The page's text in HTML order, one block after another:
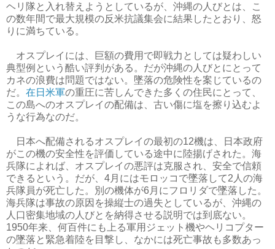
ヘリ隊と入れ替えようとしているが、沖縄の人びとは、こ
の数年間で最大規模の反米抗議集会に結果したとおり、怒
りに満ちている。
オスプレイには、巨額の費用で即戦力としては疑わしい
典型例という酷い評判がある。だが沖縄の人びとにとって
カネの浪費は問題ではない。墜落の危険性を案じているの
だ。 在日米軍の重圧に苦しんできた多くの住民にとって、
この島へのオスプレイの配備は、古い傷に塩を擦り込むよ
うな行為なのだ。
日本へ配備されるオスプレイの最初の12機は、日本政府
がこの機の安全性を評価している途中に陸揚げされた。海
兵隊によれば、オスプレイの悪評は克服され、安全で信頼
できるという。だが、4月にはモロッコで墜落して2人の海
兵隊員が死亡した。別の機体が6月にフロリダで墜落した。
海兵隊は事故の原因を操縦士の過失としているが、沖縄の
人口密集地域の人びとを納得させる説明では到底ない。
1950年来、何百件にも上る軍用ジェット機やヘリコプター
の墜落と緊急着陸を目撃し、なかには死亡事故も多数あっ